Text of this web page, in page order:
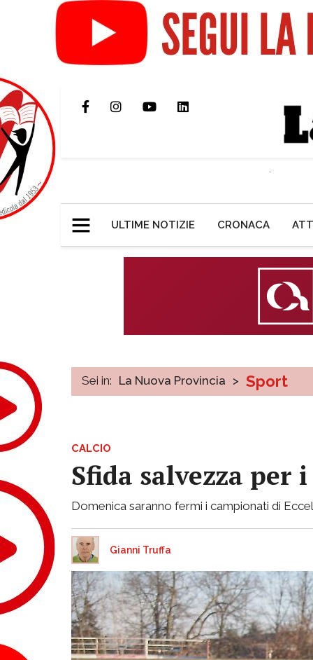
ULTIME NOTIZIE CRONACA
Sei in: La Nuova Provincia > Sport
CALCIO
Sfida salvezza
Domenica saranno fermi i campionati di
Gianni Truffa